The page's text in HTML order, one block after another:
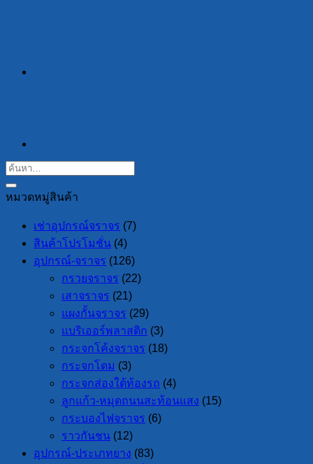
หมวดหมู่สินค้า
เช่าอุปกรณ์จราจร (7)
สินค้าโปรโมชั่น (4)
อุปกรณ์-จราจร (126)
กรวยจราจร (22)
เสาจราจร (21)
แผงกั้นจราจร (29)
แบริเออร์พลาสติก (3)
กระจกโค้งจราจร (18)
กระจกโดม (3)
กระจกส่องใต้ท้องรถ (4)
ลูกแก้ว-หมุดถนนสะท้อนแสง (15)
กระบองไฟจราจร (6)
ราวกันชน (12)
อุปกรณ์-ประเภทยาง (83)